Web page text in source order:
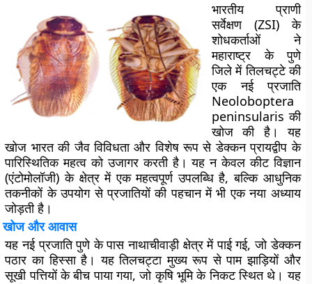
भारतीय प्राणी
सर्वेक्षण (ZSI) के
शोधकर्ताओं ने
महाराष्ट्र के पुणे
जिले में तिलचट्टे की
एक नई प्रजाति
Neoloboptera
peninsularis की
खोज की है। यह
खोज भारत की जैव विविधता और विशेष रूप से डेक्कन प्रायद्वीप के
पारिस्थितिक महत्व को उजागर करती है। यह न केवल कीट विज्ञान
(एंटोमोलॉजी) के क्षेत्र में एक महत्वपूर्ण उपलब्धि है, बल्कि आधुनिक
तकनीकों के उपयोग से प्रजातियों की पहचान में भी एक नया अध्याय
जोड़ती है।
खोज और आवास
यह नई प्रजाति पुणे के पास नाथाचीवाड़ी क्षेत्र में पाई गई, जो डेक्कन
पठार का हिस्सा है। यह तिलचट्टा मुख्य रूप से पाम झाड़ियों और
सूखी पत्तियों के बीच पाया गया, जो कृषि भूमि के निकट स्थित थे। यह